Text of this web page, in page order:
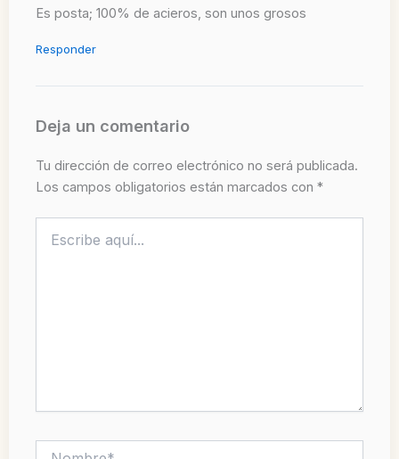
Es posta; 100% de acieros, son unos grosos
Responder
Deja un comentario
Tu dirección de correo electrónico no será publicada.
Los campos obligatorios están marcados con *
aquí...